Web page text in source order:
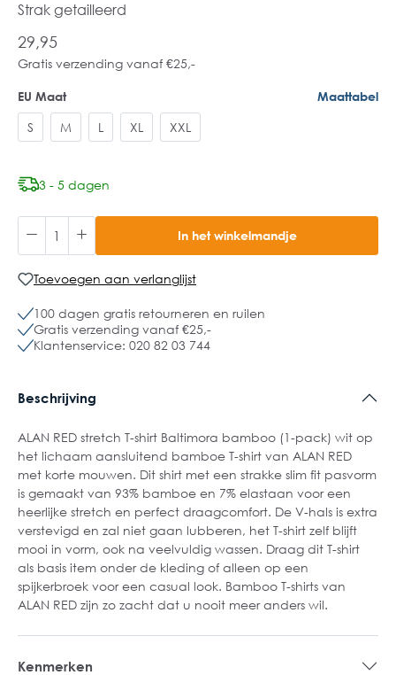
Strak getailleerd
29,95
Gratis verzending vanaf €25,-
EU Maat Maattabel
S M L XL XXL
3 - 5 dagen
In het winkelmandje
Toevoegen aan verlanglijst
100 dagen gratis retourneren en ruilen
Gratis verzending vanaf €25,-
Klantenservice: 020 82 03 744
Beschrijving
ALAN RED stretch T-shirt Baltimora bamboo (1-pack) wit op
het lichaam aansluitend bamboe T-shirt van ALAN RED
met korte mouwen. Dit shirt met een strakke slim fit pasvorm
is gemaakt van 93% bamboe en 7% elastaan voor een
heerlijke stretch en perfect draagcomfort. De V-hals is extra
verstevigd en zal niet gaan lubberen, het T-shirt zelf blijft
mooi in vorm, ook na veelvuldig wassen. Draag dit T-shirt
als basis item onder de kleding of alleen op een
spijkerbroek voor een casual look. Bamboo T-shirts van
ALAN RED zijn zo zacht dat u nooit meer anders wil.
Kenmerken